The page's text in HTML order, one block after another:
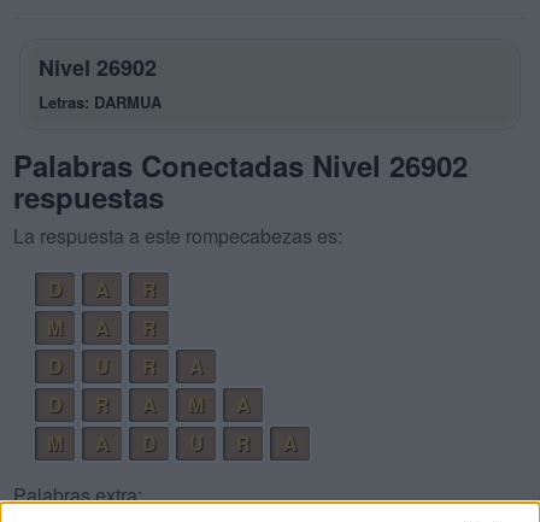
Nivel 26902
Letras: DARMUA
Palabras Conectadas Nivel 26902
respuestas
La respuesta a este rompecabezas es:
D
A
R
M
A
R
D
U R
A
D
R A M
A
M
A D U R
A
Palabras extra: